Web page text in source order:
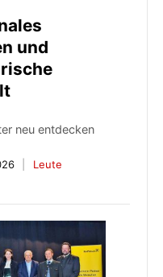
und
neu entdecken
Leute